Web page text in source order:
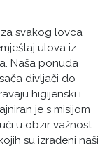
svakog lovca
ulova iz
Naša ponuda
divljači do
higijenski i
je s misijom
u obzir važnost
su izrađeni naši